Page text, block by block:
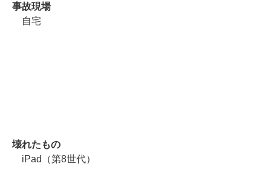
事故現場
自宅
壊れたもの
iPad（第8世代）